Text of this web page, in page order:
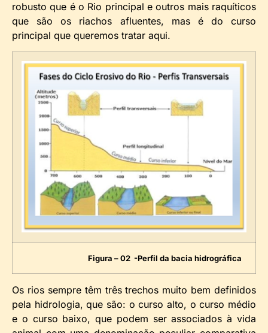
robusto que é o Rio principal e outros mais raquíticos
que são os riachos afluentes, mas é do curso
principal que queremos tratar aqui.
Figura – 02 -Perfil da bacia hidrográfica
Os rios sempre têm três trechos muito bem definidos
pela hidrologia, que são: o curso alto, o curso médio
e o curso baixo, que podem ser associados à vida